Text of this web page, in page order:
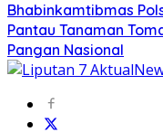
Bhabinkamtibmas
Pantau Tanaman
Pangan Nasional